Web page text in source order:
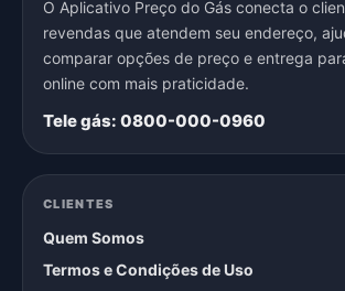
O Aplicativo Preço do Gás conecta o
revendas que atendem seu endereço,
comparar opções de preço e entrega
online com mais praticidade.
Tele gás: 0800-000-0960
CLIENTES
Quem Somos
Termos e Condições de Uso